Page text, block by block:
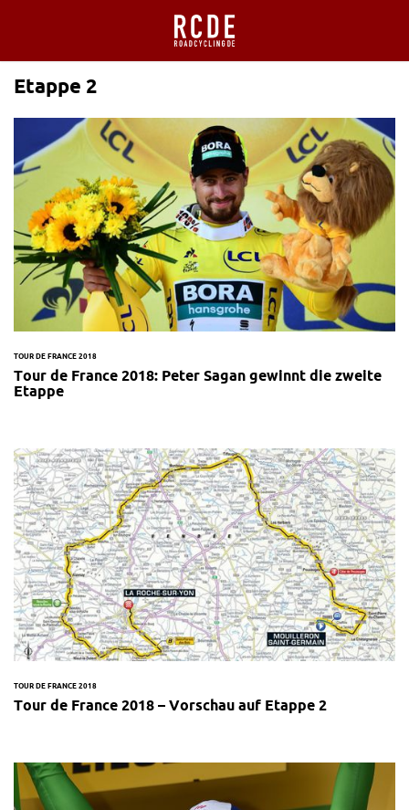
Etappe 2
TOUR DE FRANCE 2018
Tour de France 2018: Peter Sagan gewinnt die zweite
Etappe
TOUR DE FRANCE 2018
Tour de France 2018 – Vorschau auf Etappe 2